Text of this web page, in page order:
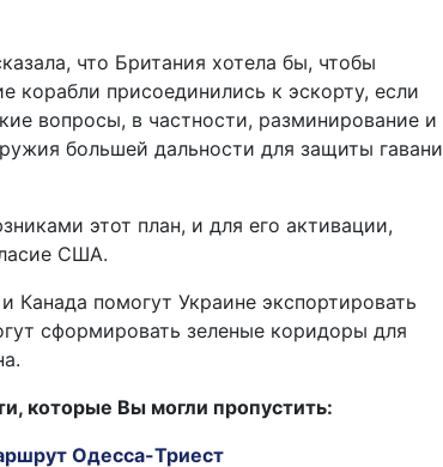
что Британия хотела бы, чтобы
корабли присоединились к эскорту, если
вопросы, в частности, разминирование и
большей дальности для защиты гавани
этот план, и для его активации,
США.
Канада помогут Украине экспортировать
сформировать зеленые коридоры для
которые Вы могли пропустить:
Одесса-Триест